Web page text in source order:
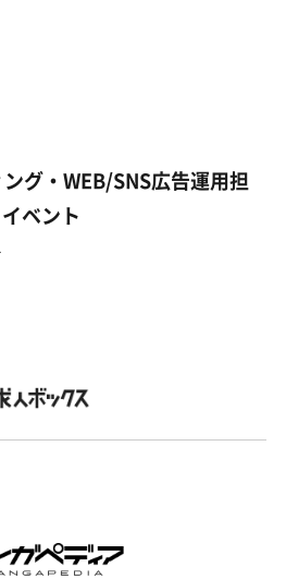
グ・WEB/SNS広告運用担
ベント